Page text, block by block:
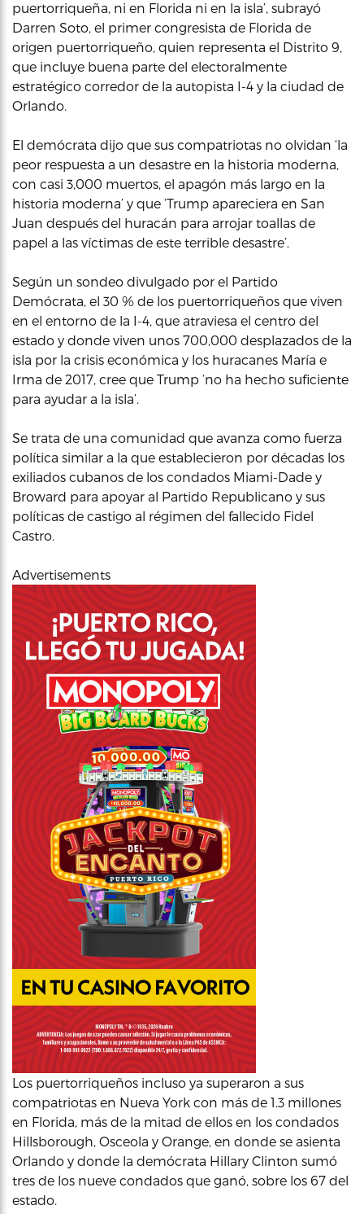
puertorriqueña, ni en Florida ni en la isla’, subrayó
Darren Soto, el primer congresista de Florida de
origen puertorriqueño, quien representa el Distrito 9,
que incluye buena parte del electoralmente
estratégico corredor de la autopista I-4 y la ciudad de
Orlando.
El demócrata dijo que sus compatriotas no olvidan ‘la
peor respuesta a un desastre en la historia moderna,
con casi 3,000 muertos, el apagón más largo en la
historia moderna’ y que ‘Trump apareciera en San
Juan después del huracán para arrojar toallas de
papel a las víctimas de este terrible desastre’.
Según un sondeo divulgado por el Partido
Demócrata, el 30 % de los puertorriqueños que viven
en el entorno de la I-4, que atraviesa el centro del
estado y donde viven unos 700,000 desplazados de la
isla por la crisis económica y los huracanes María e
Irma de 2017, cree que Trump ‘no ha hecho suficiente
para ayudar a la isla’.
Se trata de una comunidad que avanza como fuerza
política similar a la que establecieron por décadas los
exiliados cubanos de los condados Miami-Dade y
Broward para apoyar al Partido Republicano y sus
políticas de castigo al régimen del fallecido Fidel
Castro.
Advertisements
Los puertorriqueños incluso ya superaron a sus
compatriotas en Nueva York con más de 1.3 millones
en Florida, más de la mitad de ellos en los condados
Hillsborough, Osceola y Orange, en donde se asienta
Orlando y donde la demócrata Hillary Clinton sumó
tres de los nueve condados que ganó, sobre los 67 del
estado.